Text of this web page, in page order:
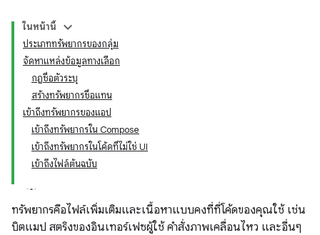
ในหน้านี้
ประเภททรัพยากรของกลุ่ม
จัดหาแหล่งข้อมูลทางเลือก
กฎชื่อตัวระบุ
สร้างทรัพยากรชื่อแทน
เข้าถึงทรัพยากรของแอป
เข้าถึงทรัพยากรใน Compose
เข้าถึงทรัพยากรในโค้ดที่ไม่ใช่ UI
เข้าถึงไฟล์ต้นฉบับ
ทรัพยากรคือไฟล์เพิ่มเติมและเนื้อหาแบบคงที่ที่โค้ดของคุณใช้ เช่น
บิตแมป สตริงของอินเทอร์เฟซผู้ใช้ คำสั่งภาพเคลื่อนไหว และอื่นๆ